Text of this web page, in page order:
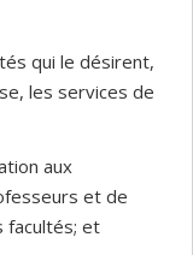
qui le désirent,
les services de
aux
et de
facultés; et